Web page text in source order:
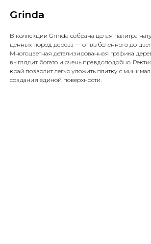
Grinda
В коллекции Grinda собрана целая палитра
ценных пород дерева — от выбеленного до
Многоцветная детализированная графика
выглядит богато и очень правдоподобно.
край позволит легко уложить плитку с
создания единой поверхности.